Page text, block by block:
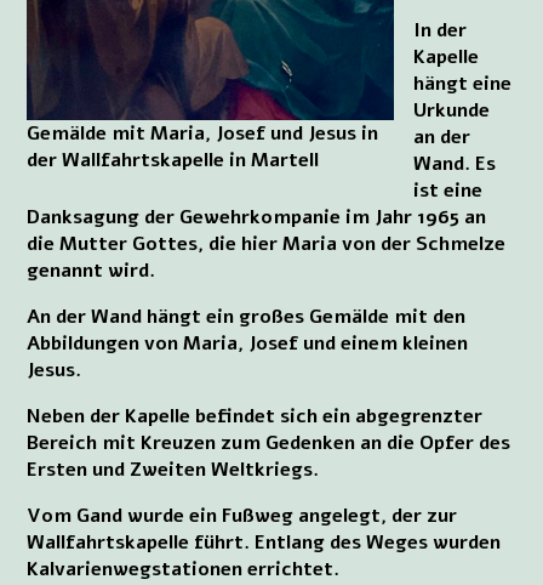
Gemälde mit Maria, Josef und Jesus in
der Wallfahrtskapelle in Martell
In der
Kapelle
hängt eine
Urkunde
an der
Wand. Es
ist eine
Danksagung der Gewehrkompanie im Jahr 1965 an
die Mutter Gottes, die hier Maria von der Schmelze
genannt wird.
An der Wand hängt ein großes Gemälde mit den
Abbildungen von Maria, Josef und einem kleinen
Jesus.
Neben der Kapelle befindet sich ein abgegrenzter
Bereich mit Kreuzen zum Gedenken an die Opfer des
Ersten und Zweiten Weltkriegs.
Vom Gand wurde ein Fußweg angelegt, der zur
Wallfahrtskapelle führt. Entlang des Weges wurden
Kalvarienwegstationen errichtet.